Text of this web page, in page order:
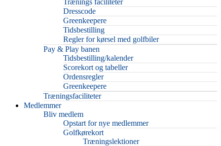
Trænings faciliteter
Dresscode
Greenkeepere
Tidsbestilling
Regler for kørsel med golfbiler
Pay & Play banen
Tidsbestilling/kalender
Scorekort og tabeller
Ordensregler
Greenkeepere
Træningsfaciliteter
Medlemmer
Bliv medlem
Opstart for nye medlemmer
Golfkørekort
Træningslektioner